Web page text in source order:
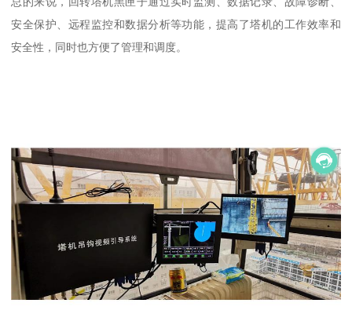
安全保护、远程监控和数据分析等功能，提高了塔机的工作效率和
安全性，同时也方便了管理和调度。